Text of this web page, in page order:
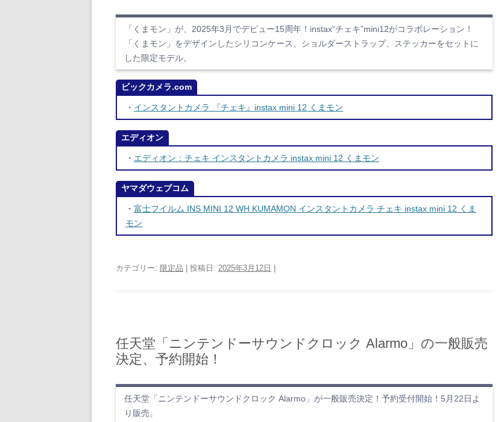
「くまモン」が、2025年3月でデビュー15周年！instax“チェキ”mini12がコラボレーション！
「くまモン」をデザインしたシリコンケース、ショルダーストラップ、ステッカーをセットに
した限定モデル。
ビックカメラ.com
・ インスタントカメラ 『チェキ』instax mini 12 くまモン
エディオン
・ エディオン：チェキ インスタントカメラ instax mini 12 くまモン
ヤマダウェブコム
・ 富士フイルム INS MINI 12 WH KUMAMON インスタントカメラ チェキ instax mini 12 くま
モン
カテゴリー: 限定品 | 投稿日: 2025年3月12日
任天堂「ニンテンドーサウンドクロック Alarmo」の一般販売
決定、予約開始！
任天堂「ニンテンドーサウンドクロック Alarmo」が一般販売決定！予約受付開始！5月22日よ
り販売。